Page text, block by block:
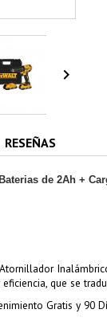

RESEÑAS
de 2Ah +
que se
Gratis y 90